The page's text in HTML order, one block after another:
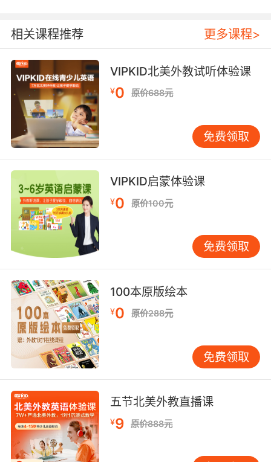
6. Maybe I should get, like, a mimosa or
或许我该来点米莫萨之类的
7. I doubt this place even sells mimosas.
我怀疑这个地方甚至有卖含羞草
mimosas.
好吧 就像我说的 上魔鬼蛋就好了
9. I'm working a mimosa over brunch, then a
play, game night.
我要吃早午餐喝鸡尾酒 然后看剧 游戏之夜
10. I'm gonna need something stronger than
in' mimosas.
我得需要比橘子香槟 劲儿更大的
相关课程推荐 更多课程>
VIPKID北美外教试听体验课
¥0 原价688元
免费领取
VIPKID启蒙体验课
¥0 原价100元
免费领取
100本原版绘本
¥0 原价288元
免费领取
五节北美外教直播课
¥9 原价888元